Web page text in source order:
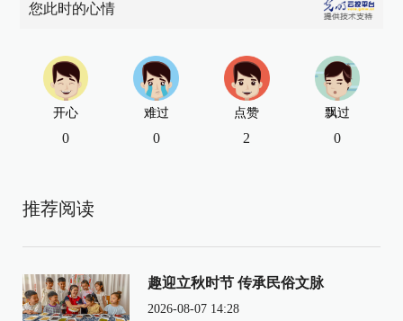
您此时的心情
开心
0
难过
0
点赞
2
飘过
0
推荐阅读
趣迎立秋时节 传承民俗文脉
2026-08-07 14:28